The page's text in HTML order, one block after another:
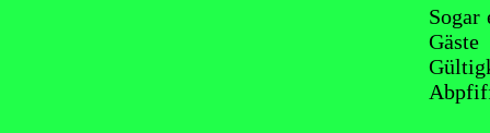
Sogar